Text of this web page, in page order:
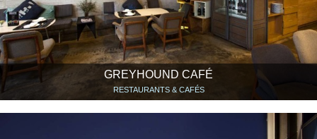
GREYHOUND CAFÉ
RESTAURANTS & CAFÉS